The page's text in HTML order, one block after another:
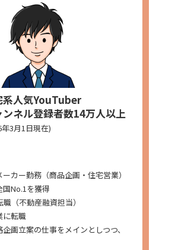
系人気YouTuber
ンネル登録者数14万人以上
3月1日現在)
カー勤務（商品企画・住宅営業）
No.1を獲得
（不動産融資担当）
に転職
画立案の仕事をメインとしつつ、